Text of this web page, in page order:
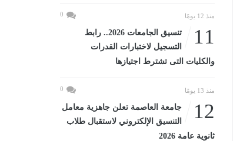
منذ 12 يومًا 0
11
تنسيق الجامعات 2026.. رابط
التسجيل لاختبارات القدرات
والكليات التى تشترط اجتيازها
منذ 13 يومًا 0
12
جامعة العاصمة تعلن جاهزية معامل
التنسيق الإلكتروني لاستقبال طلاب
ثانوية عامة 2026